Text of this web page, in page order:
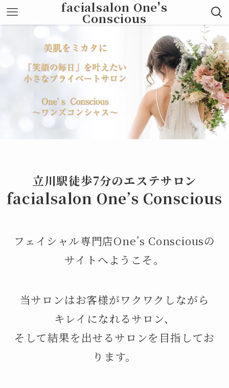
facialsalon One's
Conscious
立川駅徒歩7分のエステサロン
facialsalon One’s Conscious
フェイシャル専門店One’s Consciousの
サイトへようこそ。
当サロンはお客様がワクワクしながら
キレイになれるサロン、
そして結果を出せるサロンを目指してお
ります。